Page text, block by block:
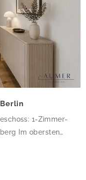
1-Zimmer-
Im obersten